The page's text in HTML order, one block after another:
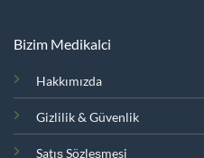
Bizim Medikalci
Hakkımızda
Gizlilik & Güvenlik
Satış Sözleşmesi